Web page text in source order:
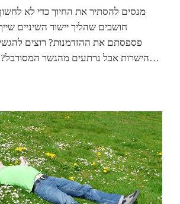
מנסים להסתיר את החיוך כדי לא
חושבים שהליך יישור השיניים
פספסתם את ההזדמנות? רוצים
הישרות אבל נרתעים מהגשר המסורבל? יש לנו חדשות טובות…